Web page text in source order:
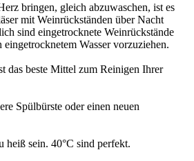
bringen, gleich abzuwaschen, ist es
mit Weinrückständen über Nacht
sind eingetrocknete Weinrückstände
Wasser vorzuziehen.
das beste Mittel zum Reinigen Ihrer
Spülbürste oder einen neuen
heiß sein. 40°C sind perfekt.